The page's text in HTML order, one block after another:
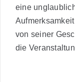
eine
von seiner
die